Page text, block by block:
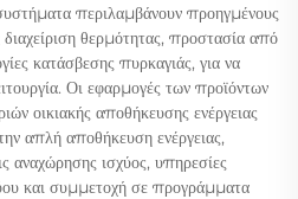
περιλαμβάνουν προηγμένους
θερμότητας, προστασία από
κατάσβεσης πυρκαγιάς, για να
Οι εφαρμογές των προϊόντων
οικιακής αποθήκευσης ενέργειας
απλή αποθήκευση ενέργειας,
αναχώρησης ισχύος, υπηρεσίες
και συμμετοχή σε προγράμματα